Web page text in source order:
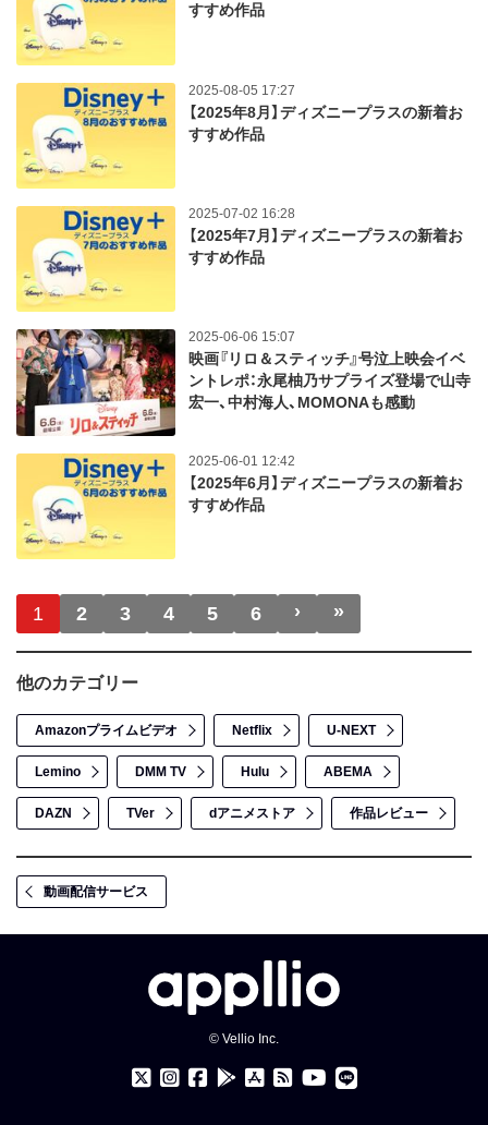
すすめ作品
2025-08-05 17:27
【2025年8月】ディズニープラスの新着お
すすめ作品
2025-07-02 16:28
【2025年7月】ディズニープラスの新着お
すすめ作品
2025-06-06 15:07
映画『リロ＆スティッチ』号泣上映会イベ
ントレポ：永尾柚乃サプライズ登場で山寺
宏一、中村海人、MOMONAも感動
2025-06-01 12:42
【2025年6月】ディズニープラスの新着お
すすめ作品
ページ送り
1 2 3 4 5 6 › 次ページ
»最終ページ
他のカテゴリー
Amazonプライムビデオ Netflix U-NEXT
Lemino DMM TV Hulu ABEMA
DAZN TVer dアニメストア 作品レビュー
動画配信サービス
© Vellio Inc.